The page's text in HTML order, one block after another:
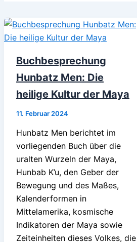
Buchbesprechung
Hunbatz Men: Die
heilige Kultur der Maya
11. Februar 2024
Hunbatz Men berichtet im
vorliegenden Buch über die
uralten Wurzeln der Maya,
Hunbab K’u, den Geber der
Bewegung und des Maßes,
Kalenderformen in
Mittelamerika, kosmische
Indikatoren der Maya sowie
Zeiteinheiten dieses Volkes, die